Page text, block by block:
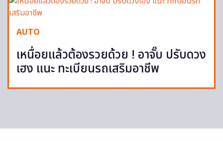
AUTO
เหนื่อยแล้วต้องรวยด้วย ! อาจั๊บ ปรับดวง
เฮง แนะ ทะเบียนรถเสริมอาชีพ